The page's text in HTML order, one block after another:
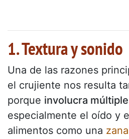
1. Textura y sonido
Una de las razones
el crujiente nos resulta
porque involucra
especialmente el oído y
alimentos como una